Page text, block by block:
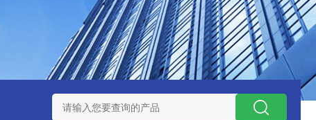
08 M 02 PSK-TSL 瑞典AQ液位开关RS34 意大利